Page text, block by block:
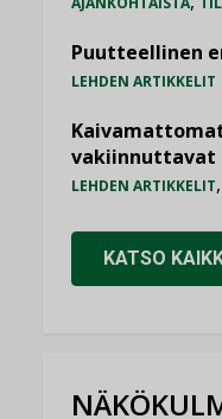
Puutteellinen
LEHDEN ARTIKKELIT
vakiinnuttavat
LEHDEN ARTIKKELIT,
KATSO